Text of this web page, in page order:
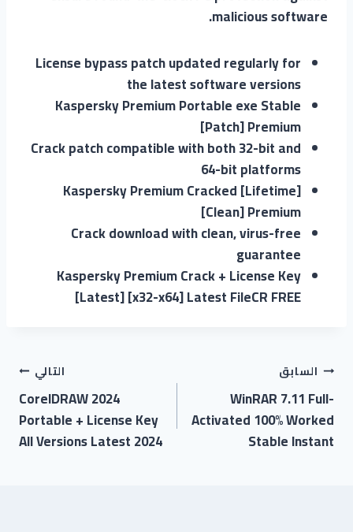
malicious software.
License bypass patch updated regularly for
the latest software versions
Kaspersky Premium Portable exe Stable
[Patch] Premium
Crack patch compatible with both 32-bit and
64-bit platforms
Kaspersky Premium Cracked [Lifetime]
[Clean] Premium
Crack download with clean, virus-free
guarantee
Kaspersky Premium Crack + License Key
[Latest] [x32-x64] Latest FileCR FREE
السابق
WinRAR 7.11 Full-
Activated 100% Worked
Stable Instant
التالي
CorelDRAW 2024
Portable + License Key
All Versions Latest 2024